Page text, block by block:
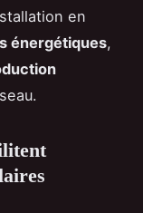
en
énergétiques,